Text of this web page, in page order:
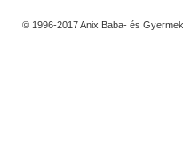
© 1996-2017 Anix Baba- és